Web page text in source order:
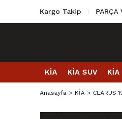
Kargo Takip PARÇA
KİA KİA SUV KİA
Anasayfa KİA CLARUS